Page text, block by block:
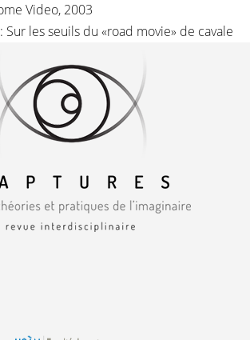
Video, 2003
Sur les seuils du «road movie» de cavale